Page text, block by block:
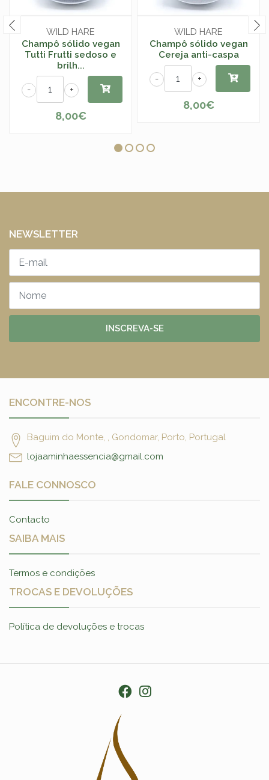
WILD HARE
Champô sólido vegan
Tutti Frutti sedoso e
brilh...
+
-
8,00€
WILD HARE
Champô sólido vegan
Cereja anti-caspa
+
-
8,00€
NEWSLETTER
INSCREVA-SE
ENCONTRE-NOS
Baguim do Monte, , Gondomar, Porto, Portugal
lojaaminhaessencia@gmail.com
FALE CONNOSCO
Contacto
SAIBA MAIS
Termos e condições
TROCAS E DEVOLUÇÕES
Política de devoluções e trocas